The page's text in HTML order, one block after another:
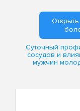
Суточный
сосудов и
мужчин